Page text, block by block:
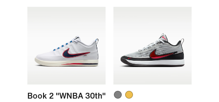
Book 2 "WNBA 30th"